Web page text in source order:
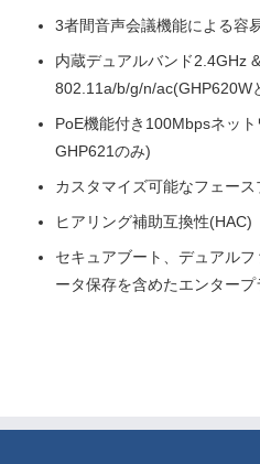
3者間音声会議機能による容
内蔵デュアルバンド2.4GHz
802.11a/b/g/n/ac(GHP620W
PoE機能付き100Mbpsネッ
GHP621のみ)
カスタマイズ可能なフェー
ヒアリング補助互換性(HAC)
セキュアブート、デュアル
ータ保存を含めたエンター